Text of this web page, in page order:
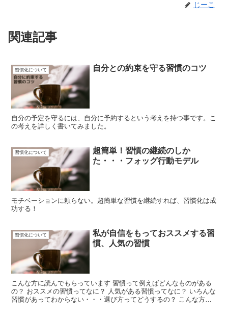
じーこ
関連記事
習慣化について 自分との約束を守る習慣のコツ
自分の予定を守るには、自分に予約するという考えを持つ事です。こ
の考えを詳しく書いてみました。
習慣化について
超簡単！習慣の継続のしか
た・・・フォッグ行動モデル
モチベーションに頼らない。超簡単な習慣を継続すれば、習慣化は成
功する！
習慣化について
私が自信をもっておススメする習
慣、人気の習慣
こんな方に読んでもらっています 習慣って例えばどんなものがある
の？ おススメの習慣ってなに？ 人気がある習慣ってなに？ いろんな
習慣があってわからない・・・選び方ってどうするの？ こんな方に